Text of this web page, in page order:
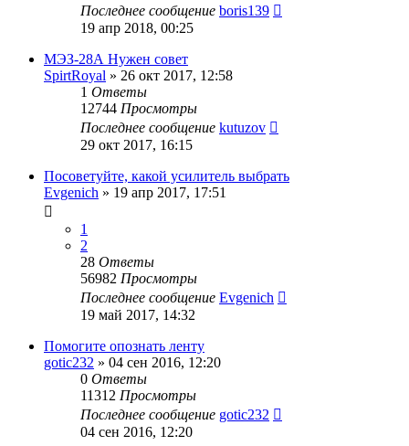
Последнее сообщение boris139
19 апр 2018, 00:25
МЭЗ-28А Нужен совет
SpirtRoyal » 26 окт 2017, 12:58
1 Ответы
12744 Просмотры
Последнее сообщение kutuzov
29 окт 2017, 16:15
Посоветуйте, какой усилитель выбрать
Evgenich » 19 апр 2017, 17:51
1
2
28 Ответы
56982 Просмотры
Последнее сообщение Evgenich
19 май 2017, 14:32
Помогите опознать ленту
gotic232 » 04 сен 2016, 12:20
0 Ответы
11312 Просмотры
Последнее сообщение gotic232
04 сен 2016, 12:20